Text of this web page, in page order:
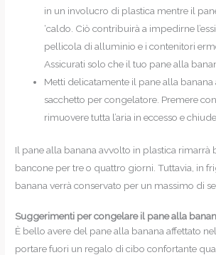
in un involucro di plastica mentre il
‘caldo. Ciò contribuirà a impedirne
pellicola di alluminio e i contenitori
Assicurati solo che il tuo pane alla
Metti delicatamente il pane alla banana
sacchetto per congelatore. Premere
rimuovere tutta l’aria in eccesso e
Il pane alla banana avvolto in plastica rimarrà
bancone per tre o quattro giorni. Tuttavia, in
banana verrà conservato per un massimo di
Suggerimenti per congelare il pane alla
È bello avere del pane alla banana affettato
portare fuori un regalo di cibo confortante